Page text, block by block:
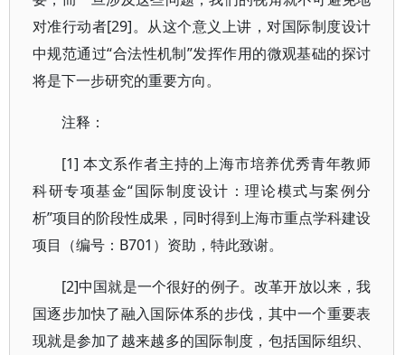
对准行动者[29]。从这个意义上讲，对国际制度设计
中规范通过“合法性机制”发挥作用的微观基础的探讨
将是下一步研究的重要方向。
注释：
[1] 本文系作者主持的上海市培养优秀青年教师
科研专项基金“国际制度设计：理论模式与案例分
析”项目的阶段性成果，同时得到上海市重点学科建设
项目（编号：B701）资助，特此致谢。
[2]中国就是一个很好的例子。改革开放以来，我
国逐步加快了融入国际体系的步伐，其中一个重要表
现就是参加了越来越多的国际制度，包括国际组织、